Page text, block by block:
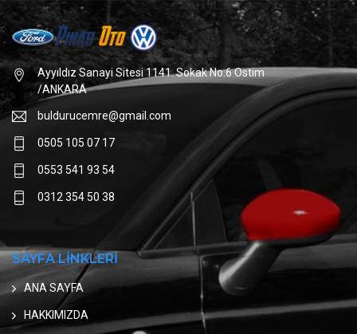
Ayyıldız Sanayi Sitesi 1141. Sokak No:6 Ostim
/ANKARA
buldurucemre@gmail.com
0505 105 07 17
0553 541 93 54
0312 354 50 38
SAYFA LİNKLERİ
ANA SAYFA
HAKKIMIZDA